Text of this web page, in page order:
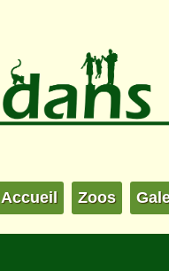
Accueil Zoos